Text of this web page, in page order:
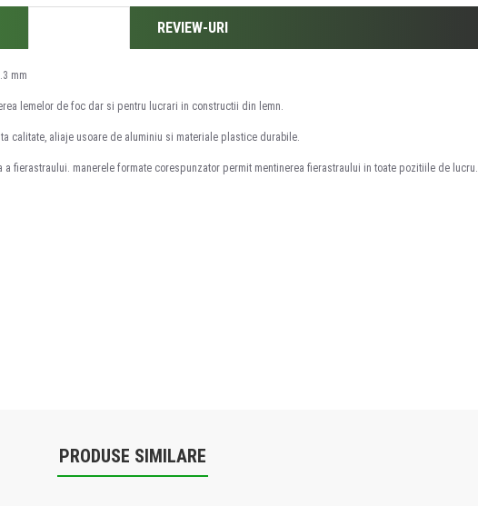
REVIEW-URI
mm
lemelor de foc dar si pentru lucrari in constructii din lemn.
calitate, aliaje usoare de aluminiu si materiale plastice durabile.
fierastraului. manerele formate corespunzator permit mentinerea fierastraului in toate pozitiile de lucru.
PRODUSE SIMILARE